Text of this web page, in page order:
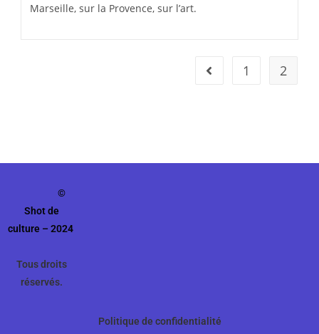
Marseille, sur la Provence, sur l’art.
1 2
©
Shot de
culture – 2024
Tous droits
réservés.
Politique de confidentialité